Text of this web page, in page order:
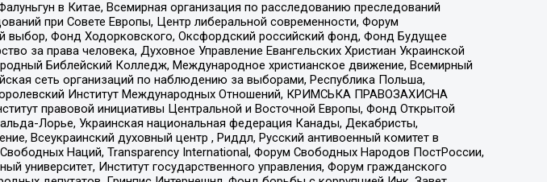
в Китае, Всемирная организация по расследованию преследований
при Совете Европы, Центр либеральной современности, Форум
выбор, Фонд Ходорковского, Оксфордский российский фонд, Фонд Будущее
за права человека, Духовное Управление Евангельских Христиан Украинской
Библейский Колледж, Международное христианское движение, Всемирный
сеть организаций по наблюдению за выборами, Республика Польша,
Институт Международных Отношений, КРИМСЬКА ПРАВОЗАХИСНА
правовой инициативы Центральной и Восточной Европы, Фонд Открытой
Лорье, Украинская национальная федерация Канады, Декабристы,
Всеукраинский духовный центр , Риддл, Русский антивоенный комитет в
Наций, Transparеncy International, Форум Свободных Народов ПостРоссии,
Институт государственного управления, Форум гражданского